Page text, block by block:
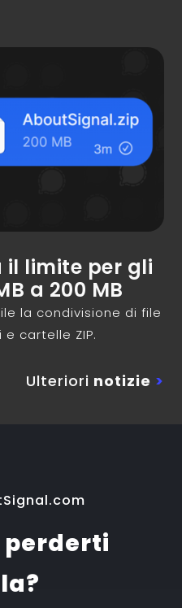
il limite per gli
a 200 MB
la condivisione di file
cartelle ZIP.
Ulteriori notizie >
perderti